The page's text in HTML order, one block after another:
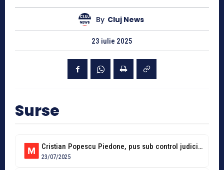
By Cluj News
23 iulie 2025
Surse
Cristian Popescu Piedone, pus sub control judiciar. Și-ar fi ajutat un prieten...
23/07/2025